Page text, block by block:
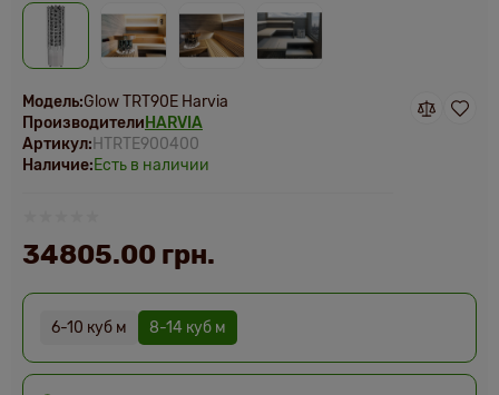
Модель:Glow TRT90E Harvia
Производители HARVIA
Артикул: HTRTE900400
Наличие:Есть в наличии
6-10 куб м 8-14 куб м
34805.00 грн.